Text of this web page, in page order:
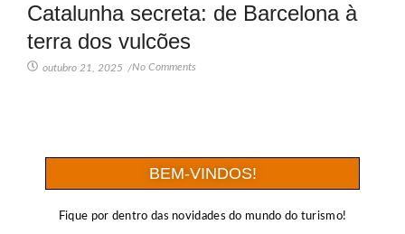
Catalunha secreta: de Barcelona à
terra dos vulcões
outubro 21, 2025 /No Comments
BEM-VINDOS!
Fique por dentro das novidades do mundo do turismo!